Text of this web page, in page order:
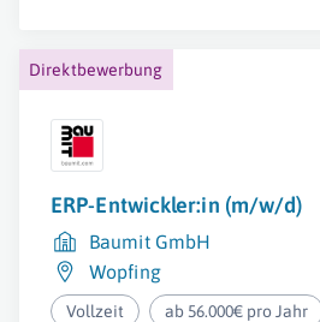
Direktbewerbung
ERP-Entwickler:in (m/w/d)
Baumit GmbH
Wopfing
Vollzeit ab 56.000€ pro Jahr